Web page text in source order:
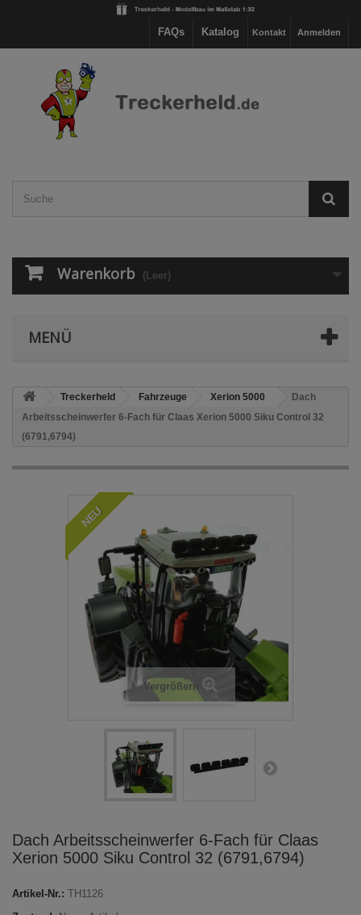
Anmelden
Kontakt
Katalog
FAQs
Warenkorb (Leer)
MENÜ
Treckerheld Fahrzeuge Xerion 5000
Dach
Arbeitsscheinwerfer 6-Fach für Claas Xerion 5000 Siku Control 32
(6791,6794)
NEU
Vergrößern
Dach Arbeitsscheinwerfer 6-Fach für Claas
Xerion 5000 Siku Control 32 (6791,6794)
Artikel-Nr.: TH1126